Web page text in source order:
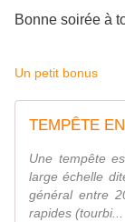
Bonne soirée à
Un petit bonus
TEMPÊTE
Une tempête
large échelle
général entre
rapides (tourbi...